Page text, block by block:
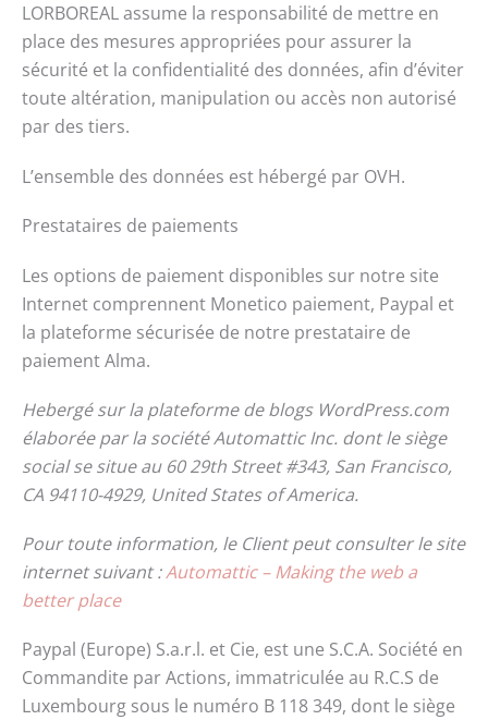
LORBOREAL assume la responsabilité de mettre en
place des mesures appropriées pour assurer la
sécurité et la confidentialité des données, afin d’éviter
toute altération, manipulation ou accès non autorisé
par des tiers.
L’ensemble des données est hébergé par OVH.
Prestataires de paiements
Les options de paiement disponibles sur notre site
Internet comprennent Monetico paiement, Paypal et
la plateforme sécurisée de notre prestataire de
paiement Alma.
Hebergé sur la plateforme de blogs WordPress.com
élaborée par la société Automattic Inc. dont le siège
social se situe au 60 29th Street #343, San Francisco,
CA 94110-4929, United States of America.
Pour toute information, le Client peut consulter le site
internet suivant :Automattic – Making the web a
better place
Paypal (Europe) S.a.r.l. et Cie, est une S.C.A. Société en
Commandite par Actions, immatriculée au R.C.S de
Luxembourg sous le numéro B 118 349, dont le siège